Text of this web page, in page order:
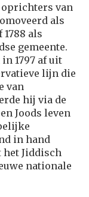
oprichters van
als
als
gemeente.
1797 af uit
lijn die
van
hij via de
Joods leven
in hand
het Jiddisch
nationale